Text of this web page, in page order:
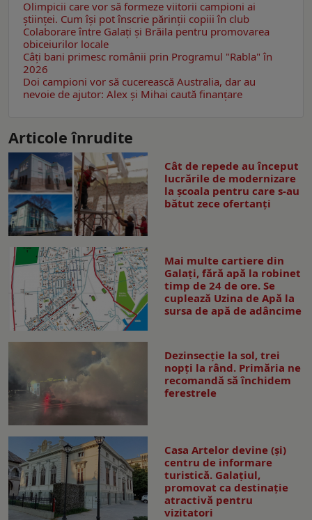
Olimpicii care vor să formeze viitorii campioni ai
științei. Cum își pot înscrie părinții copiii în club
Colaborare între Galați și Brăila pentru promovarea
obiceiurilor locale
Câţi bani primesc românii prin Programul "Rabla" în
2026
Doi campioni vor să cucerească Australia, dar au
nevoie de ajutor: Alex și Mihai caută finanțare
Articole înrudite
Cât de repede au început
lucrările de modernizare
la şcoala pentru care s-au
bătut zece ofertanţi
Mai multe cartiere din
Galați, fără apă la robinet
timp de 24 de ore. Se
cuplează Uzina de Apă la
sursa de apă de adâncime
Dezinsecţie la sol, trei
nopţi la rând. Primăria ne
recomandă să închidem
ferestrele
Casa Artelor devine (şi)
centru de informare
turistică. Galaţiul,
promovat ca destinaţie
atractivă pentru
vizitatori